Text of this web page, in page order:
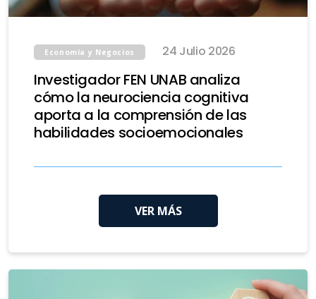
Economía y Negocios 24 Julio 2026
Investigador FEN UNAB analiza
cómo la neurociencia cognitiva
aporta a la comprensión de las
habilidades socioemocionales
VER MÁS